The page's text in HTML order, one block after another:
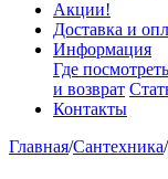
Акции!
Доставка и
Информация
Где
и возврат
Контакты
Главная/Сантехника/